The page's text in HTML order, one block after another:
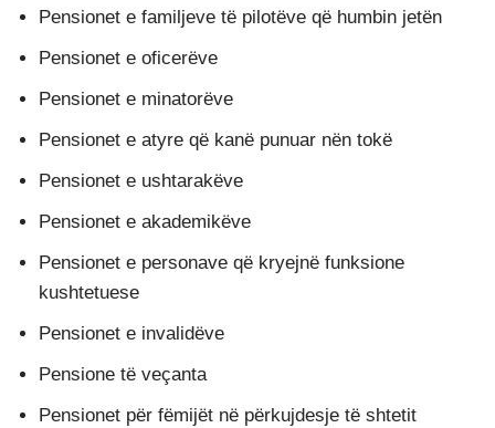
Pensionet e familjeve të pilotëve që humbin jetën
Pensionet e oficerëve
Pensionet e minatorëve
Pensionet e atyre që kanë punuar nën tokë
Pensionet e ushtarakëve
Pensionet e akademikëve
Pensionet e personave që kryejnë funksione
kushtetuese
Pensionet e invalidëve
Pensione të veçanta
Pensionet për fëmijët në përkujdesje të shtetit